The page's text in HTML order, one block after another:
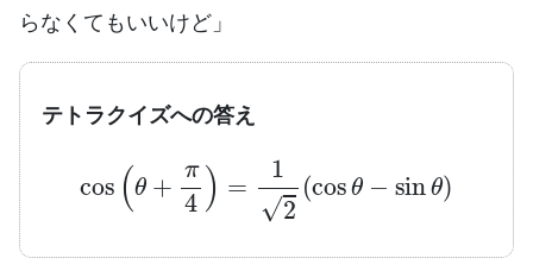
らなくてもいいけど」
テトラクイズへの答え
cos +π 2(